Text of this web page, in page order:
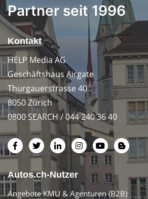
Partner seit 1996
Kontakt
HELP Media AG
Geschäftshaus Airgate
Thurgauerstrasse 40
8050 Zürich
0800 SEARCH / 044 240 36 40
Autos.ch-Nutzer
Angebote KMU & Agenturen (B2B)